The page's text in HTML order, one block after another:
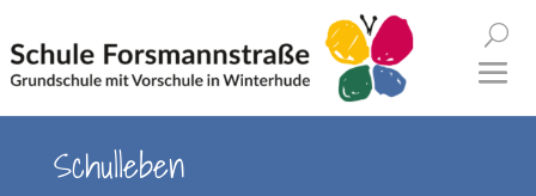
Schulleben